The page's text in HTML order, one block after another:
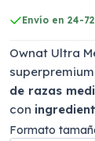
Envío en 24-
Ownat Ultra
de razas
con
Formato